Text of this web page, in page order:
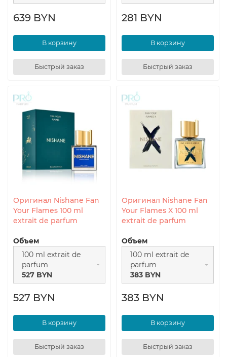
639 BYN
В корзину
Быстрый заказ
281 BYN
В корзину
Быстрый заказ
Оригинал Nishane Fan
Your Flames 100 ml
extrait de parfum
Объем
100 ml extrait de
parfum
527 BYN
527 BYN
В корзину
Быстрый заказ
Оригинал Nishane Fan
Your Flames X 100 ml
extrait de parfum
Объем
100 ml extrait de
parfum
383 BYN
383 BYN
В корзину
Быстрый заказ